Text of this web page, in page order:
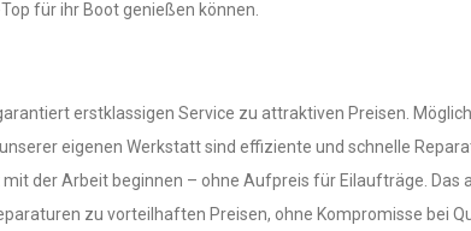
für ihr Boot genießen können.
erstklassigen Service zu attraktiven Preisen.
eigenen Werkstatt sind effiziente und schnelle
der Arbeit beginnen – ohne Aufpreis für Eilaufträge. Das
zu vorteilhaften Preisen, ohne Kompromisse bei